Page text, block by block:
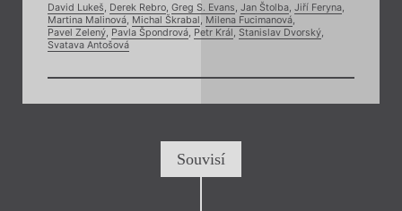
David Lukeš, Derek Rebro, Greg S. Evans, Jan Štolba, Jiří Feryna,
Martina Malinová, Michal Škrabal, Milena Fucimanová,
Pavel Zelený, Pavla Špondrová, Petr Král, Stanislav Dvorský,
Svatava Antošová
Souvisí